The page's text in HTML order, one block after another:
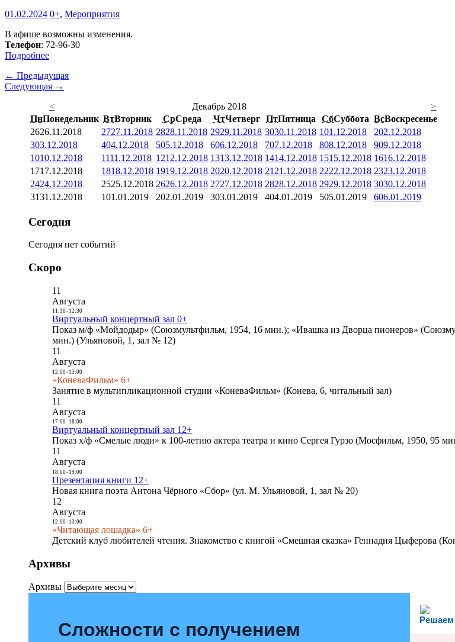
01.02.2024 0+, Мероприятия
В афише возможны изменения.
Телефон: 72-96-30
Подробнее
← Предыдущая
Следующая →
<
Декабрь 2018
>
ПнПонедельник ВтВторник СрСреда ЧтЧетверг ПтПятница СбСуббота ВсВоскресенье
2626.11.2018 2727.11.2018 2828.11.2018 2929.11.2018 3030.11.2018 101.12.2018 202.12.2018
303.12.2018 404.12.2018 505.12.2018 606.12.2018 707.12.2018 808.12.2018 909.12.2018
1010.12.2018 1111.12.2018 1212.12.2018 1313.12.2018 1414.12.2018 1515.12.2018 1616.12.2018
1717.12.2018 1818.12.2018 1919.12.2018 2020.12.2018 21 21.12.2018 2222.12.2018 2323.12.2018
2424.12.2018 2525.12.2018 2626.12.2018 2727.12.2018 2828.12.2018 2929.12.2018 3030.12.2018
3131.12.2018 101.01.2019 202.01.2019 303.01.2019 404.01.2019 505.01.2019 606.01.2019
Сегодня
Сегодня нет событий
Скоро
11
Августа
11:30- 12:30
Виртуальный концертный зал 0+
Показ м/ф «Мойдодыр» (Союзмультфильм, 1954, 16 мин.); «Ивашка из Дворца пионеров»
мин.) (Ульяновой, 1, зал № 12)
11
Августа
12:00- 13:00
«КоневаФильм» 6+
Занятие в мультипликационной студии «КоневаФильм» (Конева, 6, читальный зал)
11
Августа
17:00- 18:00
Виртуальный концертный зал 12+
Показ х/ф «Смелые люди» к 100-летию актера театра и кино Сергея Гурзо (Мосфильм, 1950, 95
11
Августа
18:00- 19:00
Презентация книги 12+
Новая книга поэта Антона Чёрного «Сбор» (ул. М. Ульяновой, 1, зал № 20)
12
Августа
12:00- 13:00
«Читающая лошадка» 6+
Детский клуб любителей чтения. Знакомство с книгой «Смешная сказка» Геннадия Цыферова
Архивы
Архивы
Решаем
Сложности с получением